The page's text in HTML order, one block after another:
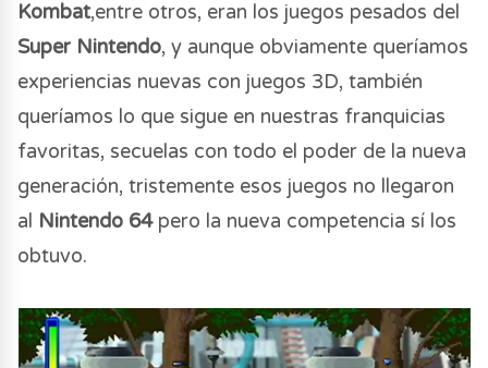
Kombat,entre otros, eran los juegos pesados del
Super Nintendo, y aunque obviamente queríamos
experiencias nuevas con juegos 3D, también
queríamos lo que sigue en nuestras franquicias
favoritas, secuelas con todo el poder de la nueva
generación, tristemente esos juegos no llegaron
al Nintendo 64pero la nueva competencia sí los
obtuvo.